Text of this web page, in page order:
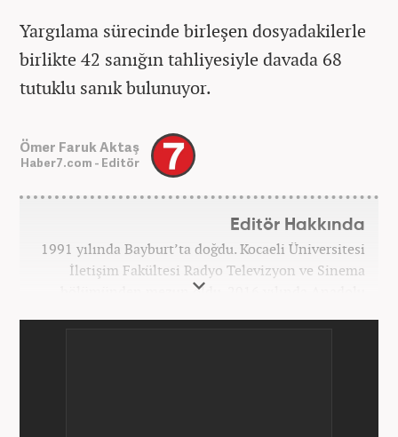
Yargılama sürecinde birleşen dosyadakilerle
birlikte 42 sanığın tahliyesiyle davada 68
tutuklu sanık bulunuyor.
Ömer Faruk Aktaş
Haber7.com - Editör
Editör Hakkında
1991 yılında Bayburt’ta doğdu. Kocaeli Üniversitesi
İletişim Fakültesi Radyo Televizyon ve Sinema
bölümünden mezun oldu. 2016 yılında Anadolu